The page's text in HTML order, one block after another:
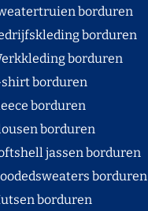
borduren
borduren
borduren
borduren
borduren
jassen borduren
borduren
borduren